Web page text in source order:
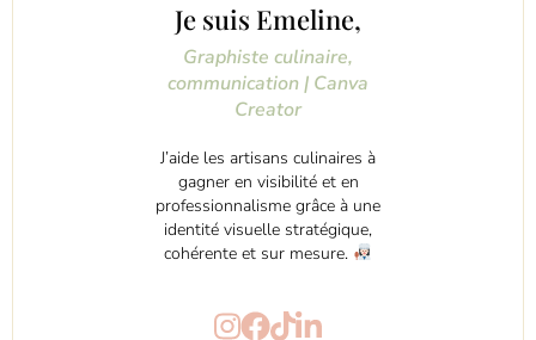
Je suis Emeline,
Graphiste culinaire,
communication | Canva
Creator
J’aide les artisans culinaires à
gagner en visibilité et en
professionnalisme grâce à une
identité visuelle stratégique,
cohérente et sur mesure.